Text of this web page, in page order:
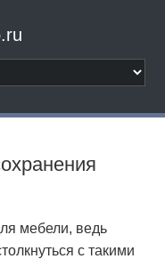
мебели, ведь
с такими